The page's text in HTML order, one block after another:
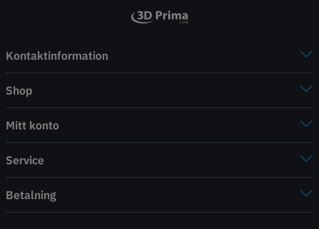
Kontaktinformation
Shop
Mitt konto
Service
Betalning